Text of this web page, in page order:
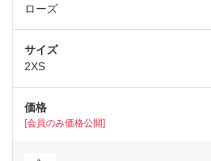
ローズ
2XS
[会員のみ価格公開]